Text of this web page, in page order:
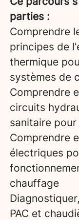
parties :
Comprendre
principes de
thermique
systèmes de
Comprendre
circuits
sanitaire
Comprendre
électriques
chauffage
PAC et